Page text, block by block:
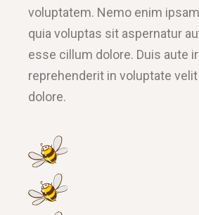
voluptatem. Nemo enim
quia voluptas sit aspernatur
esse cillum dolore. Duis aute
reprehenderit in voluptate
dolore.